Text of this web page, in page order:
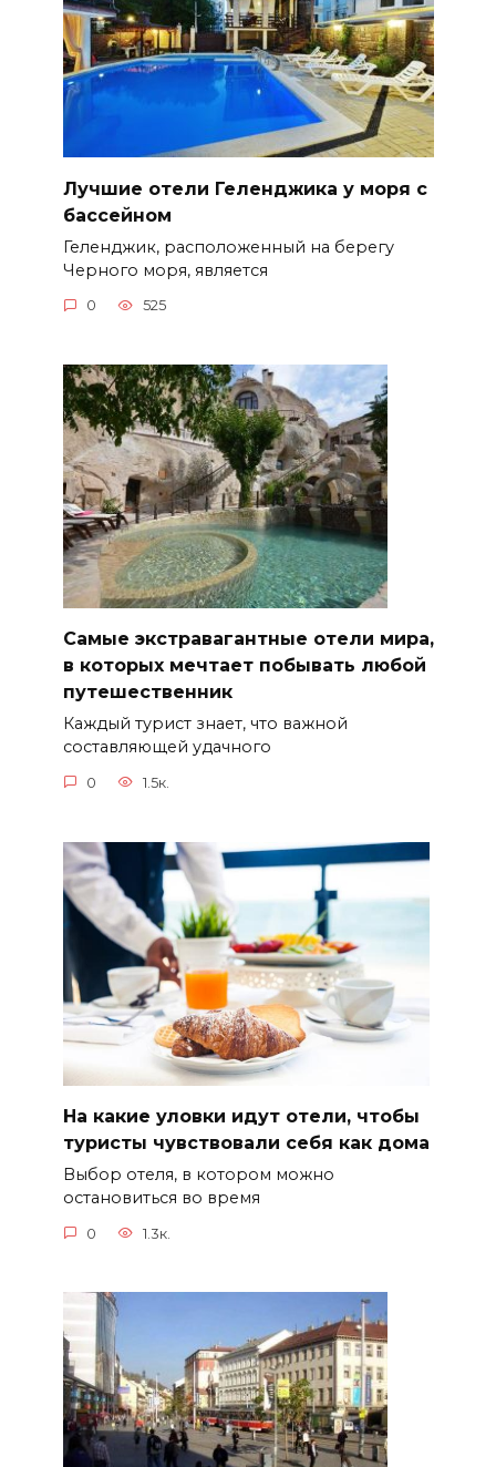
Лучшие отели Геленджика у моря с
бассейном
Геленджик, расположенный на берегу
Черного моря, является
0 525
Самые экстравагантные отели мира,
в которых мечтает побывать любой
путешественник
Каждый турист знает, что важной
составляющей удачного
0 1.5к.
На какие уловки идут отели, чтобы
туристы чувствовали себя как дома
Выбор отеля, в котором можно
остановиться во время
0 1.3к.